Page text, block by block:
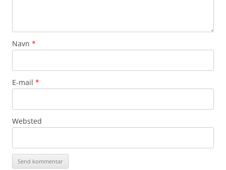
Navn *
E-mail *
Websted